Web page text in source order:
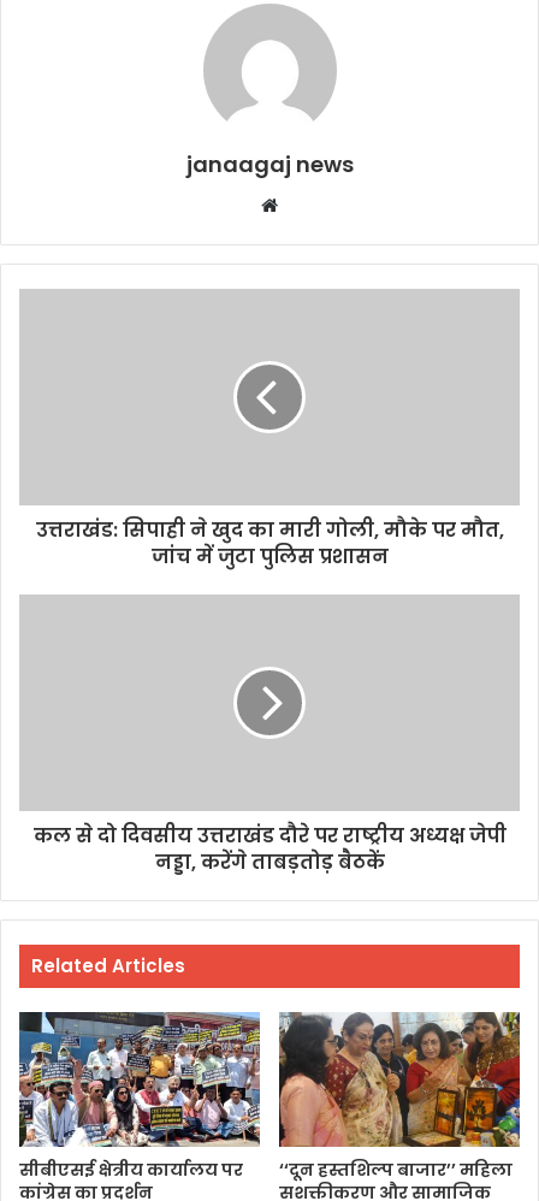
janaagaj news
Website
उत्तराखंड: सिपाही ने खुद का मारी गोली, मौके पर मौत,
जांच में जुटा पुलिस प्रशासन
कल से दो दिवसीय उत्तराखंड दौरे पर राष्ट्रीय अध्यक्ष जेपी
नड्डा, करेंगे ताबड़तोड़ बैठकें
Related Articles
सीबीएसई क्षेत्रीय कार्यालय पर
कांग्रेस का प्रदर्शन
‘‘दून हस्तशिल्प बाजार’’ महिला
सशक्तीकरण और सामाजिक